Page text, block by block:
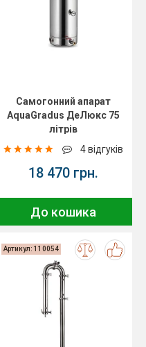
Самогонний апарат
AquaGradus ДеЛюкс 75
літрів
4 відгуків
18 470 грн.
До кошика
Артикул: 110054